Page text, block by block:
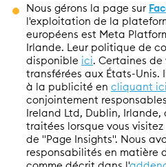
Nous gérons la page sur
l'exploitation de la
européens est Meta
Irlande. Leur politique de
disponible ici. Certaines
transférées aux États-Unis.
à la publicité en cliquant ici
conjointement
Ireland Ltd, Dublin,
traitées lorsque vous
de "Page Insights". Nous
responsabilités en matière